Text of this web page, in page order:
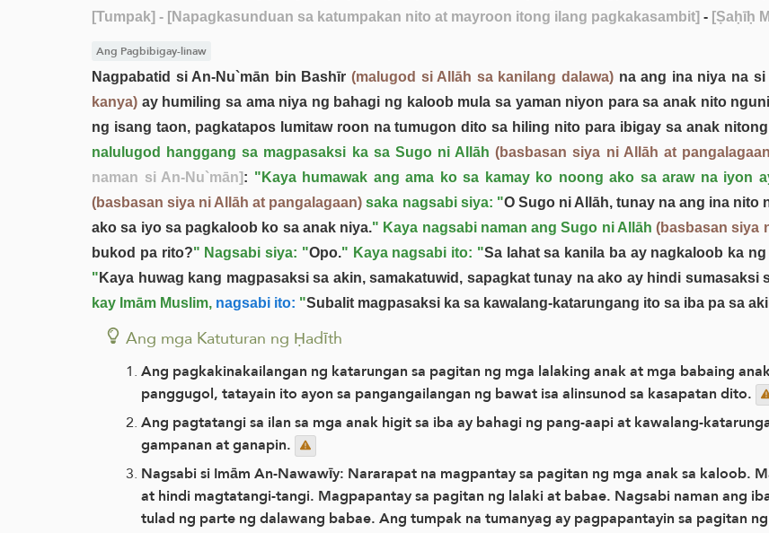
[Tumpak] - [Napagkasunduan sa katumpakan nito at mayroon itong ilang pagkakasambit] - [Ṣaḥīḥ
Ang Pagbibigay-linaw
Nagpabatid si An-Nu`mān bin Bashīr (malugod si Allāh sa kanilang dalawa) na ang ina niya na
kanya) ay humiling sa ama niya ng bahagi ng kaloob mula sa yaman niyon para sa anak nito
ng isang taon, pagkatapos lumitaw roon na tumugon dito sa hiling nito para ibigay sa anak
nalulugod hanggang sa magpasaksi ka sa Sugo ni Allāh(basbasan siya ni Allāh at
naman si An-Nu`mān]: "Kaya humawak ang ama ko sa kamay ko noong ako sa araw na iyon
(basbasan siya ni Allāh at pangalagaan) saka nagsabi siya: "O Sugo ni Allāh, tunay na ang ina nito
ako sa iyo sa pagkaloob ko sa anak niya." Kaya nagsabi naman ang Sugo ni Allāh(basbasan siya
bukod pa rito?" Nagsabi siya: "Opo." Kaya nagsabi ito: "Sa lahat sa kanila ba ay nagkaloob ka
" Kaya huwag kang magpasaksi sa akin, samakatuwid, sapagkat tunay na ako ay hindi sumasaksi
kay Imām Muslim, nagsabi ito: "Subalit magpasaksi ka sa kawalang-katarungang ito sa iba pa sa
Ang mga Katuturan ng Ḥadīth
Ang pagkakinakailangan ng katarungan sa pagitan ng mga lalaking anak at mga babaing
panggugol, tatayain ito ayon sa pangangailangan ng bawat isa alinsunod sa kasapatan dito.
Ang pagtatangi sa ilan sa mga anak higit sa iba ay bahagi ng pang-aapi at kawalang-
gampanan at ganapin.
Nagsabi si Imām An-Nawawīy: Nararapat na magpantay sa pagitan ng mga anak sa kaloob.
at hindi magtatangi-tangi. Magpapantay sa pagitan ng lalaki at babae. Nagsabi naman ang
tulad ng parte ng dalawang babae. Ang tumpak na tumanyag ay pagpapantayin sa pagitan